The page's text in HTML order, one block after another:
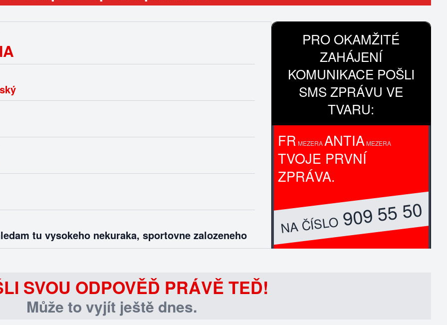
tu vysokeho nekuraka, sportovne zalozeneho
PRO OKAMŽITÉ
ZAHÁJENÍ
KOMUNIKACE POŠLI
SMS ZPRÁVU VE
TVARU:
FR MEZERAANTIAMEZERA
TVOJE PRVNÍ
ZPRÁVA.
NA ČÍSLO909 55 50
SVOU ODPOVĚĎ PRÁVĚ TEĎ!
Může to vyjít ještě dnes.